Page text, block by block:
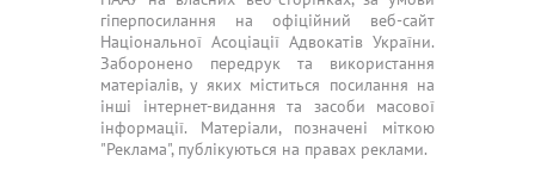
гіперпосилання на офіційний веб-сайт
Національної Асоціації Адвокатів України.
Заборонено передрук та використання
матеріалів, у яких міститься посилання на
інші інтернет-видання та засоби масової
інформації. Матеріали, позначені міткою
"Реклама", публікуються на правах реклами.